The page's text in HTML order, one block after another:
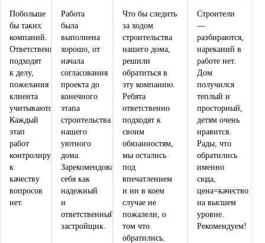
Побольше
бы таких
компаний.
Ответственно
подходят
к делу,
пожелания
клиента
учитываются.
Каждый
этап
работ
контролируется,
к
качеству
вопросов
нет.
Работа
была
выполнена
хорошо, от
начала
согласования
проекта до
конечного
этапа
строительства
нашего
уютного
дома.
Зарекомендовали
себя как
надежный
и
ответственный
застройщик.
Что бы следить
за ходом
строительства
нашего дома,
решили
обратиться в
эту компанию.
Ребята
ответственно
подходят к
своим
обязанностям,
мы остались
под
впечатлением
и ни в коем
случае не
пожалели, о
том что
обратились.
Строители
—
разбираются,
нареканий в
работе нет.
Дом
получился
теплый и
просторный,
детям очень
нравится.
Рады, что
обратились
именно
сюда,
цена=качество
на высшем
уровне.
Рекомендуем!